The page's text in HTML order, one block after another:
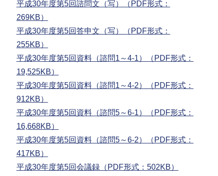
平成30年度第5回諮問文（写）（PDF形式：
269KB）
平成30年度第5回答申文（写）（PDF形式：
255KB）
平成30年度第5回資料（諮問1～4-1）（PDF形式：
19,525KB）
平成30年度第5回資料（諮問1～4-2）（PDF形式：
912KB）
平成30年度第5回資料（諮問5～6-1）（PDF形式：
16,668KB）
平成30年度第5回資料（諮問5～6-2）（PDF形式：
417KB）
平成30年度第5回会議録（PDF形式：502KB）